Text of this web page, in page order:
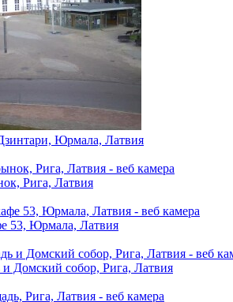
Юрмала, Латвия
Рига, Латвия
53, Юрмала, Латвия
Домский собор, Рига, Латвия